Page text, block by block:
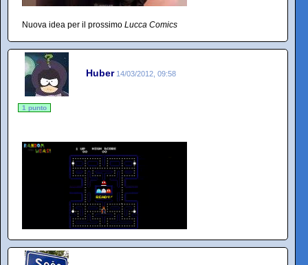
Nuova idea per il prossimo Lucca Comics
Huber 14/03/2012, 09:58
1 punto